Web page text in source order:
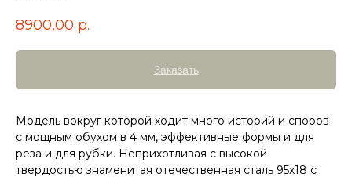
8900,00 р.
Заказать
Модель вокруг которой ходит много историй и споров
с мощным обухом в 4 мм, эффективные формы и для
реза и для рубки. Неприхотливая с высокой
твердостью знаменитая отечественная сталь 95х18 с